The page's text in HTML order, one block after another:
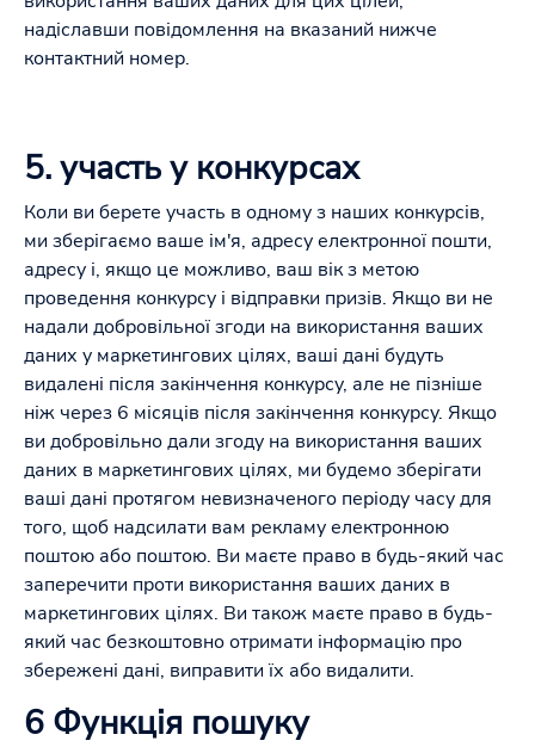
надіславши повідомлення на вказаний нижче
контактний номер.
5. участь у конкурсах
Коли ви берете участь в одному з наших конкурсів,
ми зберігаємо ваше ім'я, адресу електронної пошти,
адресу і, якщо це можливо, ваш вік з метою
проведення конкурсу і відправки призів. Якщо ви не
надали добровільної згоди на використання ваших
даних у маркетингових цілях, ваші дані будуть
видалені після закінчення конкурсу, але не пізніше
ніж через 6 місяців після закінчення конкурсу. Якщо
ви добровільно дали згоду на використання ваших
даних в маркетингових цілях, ми будемо зберігати
ваші дані протягом невизначеного періоду часу для
того, щоб надсилати вам рекламу електронною
поштою або поштою. Ви маєте право в будь-який час
заперечити проти використання ваших даних в
маркетингових цілях. Ви також маєте право в будь-
який час безкоштовно отримати інформацію про
збережені дані, виправити їх або видалити.
6 Функція пошуку